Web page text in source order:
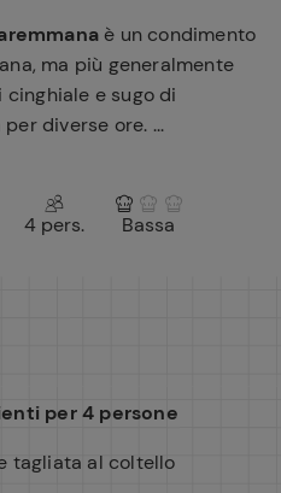
è un condimento
ma più generalmente
e sugo di
diverse ore. ...
4 pers. Bassa
per 4 persone
tagliata al coltello